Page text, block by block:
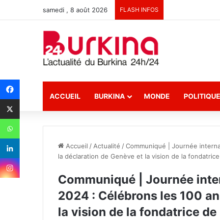
samedi , 8 août 2026 FLASH INFOS
ACCUEIL BURKINA MONDE POLITIQUE
Accueil / Actualité /Communiqué | Journée
la déclaration de Genève et la vision de la
Communiqué | Journée
2024 : Célébrons les 100
la vision de la fondatrice